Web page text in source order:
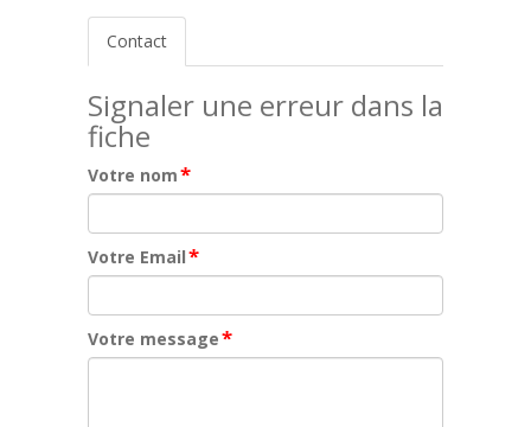
Contact
Signaler une erreur dans la
fiche
Votre nom*
Votre Email*
Votre message*